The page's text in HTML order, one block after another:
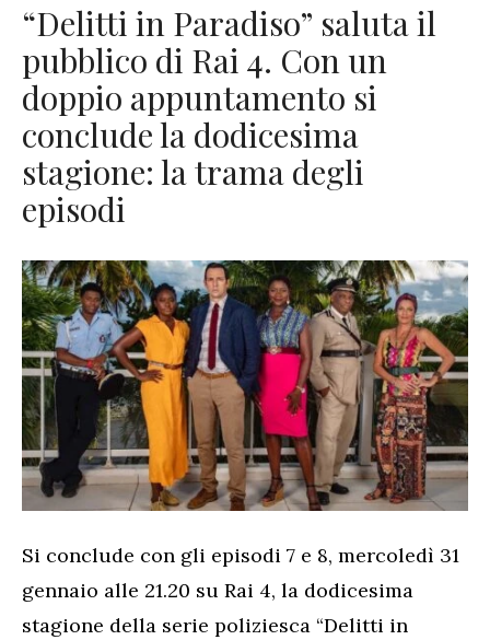
“Delitti in Paradiso” saluta il
pubblico di Rai 4. Con un
doppio appuntamento si
conclude la dodicesima
stagione: la trama degli
episodi
Si conclude con gli episodi 7 e 8, mercoledì 31
gennaio alle 21.20 su Rai 4, la dodicesima
stagione della serie poliziesca “Delitti in